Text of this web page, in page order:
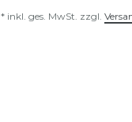
* inkl. ges. MwSt. zzgl.